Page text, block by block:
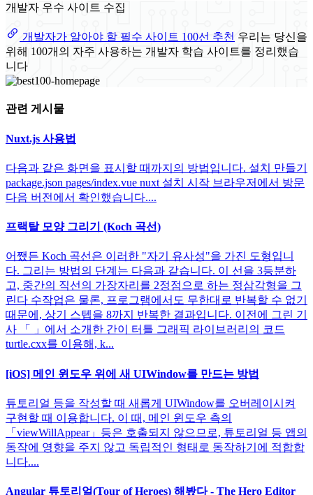
개발자 우수 사이트 수집
개발자가 알아야 할 필수 사이트 100선 추천 우리는 당신을
위해 100개의 자주 사용하는 개발자 학습 사이트를 정리했습
니다
관련 게시물
Nuxt.js 사용법
다음과 같은 화면을 표시할 때까지의 방법입니다. 설치 만들기
package.json pages/index.vue nuxt 설치 시작 브라우저에서 방문
다음 버전에서 확인했습니다....
프랙탈 모양 그리기 (Koch 곡선)
어쨌든 Koch 곡선은 이러한 "자기 유사성"을 가진 도형입니
다. 그리는 방법의 단계는 다음과 같습니다. 이 선을 3등분하
고, 중간의 직선의 가장자리를 2정점으로 하는 정삼각형을 그
린다 수작업은 물론, 프로그램에서도 무한대로 반복할 수 없기
때문에, 상기 스텝을 8까지 반복한 결과입니다. 이전에 그린 기
사 「 」에서 소개한 간이 터틀 그래픽 라이브러리의 코드
turtle.cxx를 이용해, k...
[iOS] 메인 윈도우 위에 새 UIWindow를 만드는 방법
튜토리얼 등을 작성할 때 새롭게 UIWindow를 오버레이시켜
구현할 때 이용합니다. 이 때, 메인 윈도우 측의
「viewWillAppear」등은 호출되지 않으므로, 튜토리얼 등 앱의
동작에 영향을 주지 않고 독립적인 형태로 동작하기에 적합합
니다....
Angular 튜토리얼(Tour of Heroes) 해봤다 - The Hero Editor